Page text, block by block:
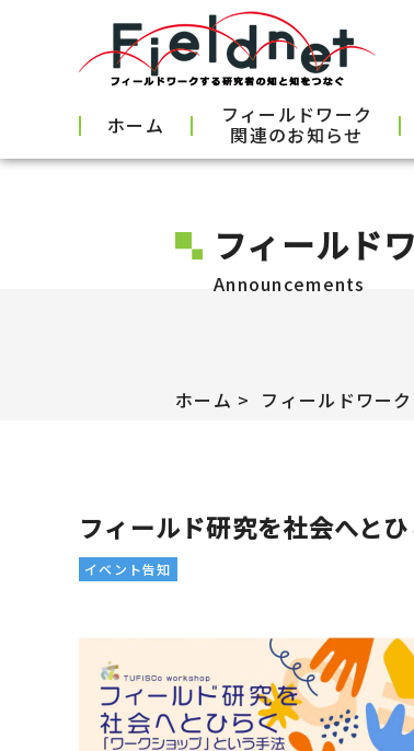
ホーム フィールドワーク
関連のお知らせ
フィールド
Announcements
ホーム フィールドワー
フィールド研究を社会へと
イベント告知